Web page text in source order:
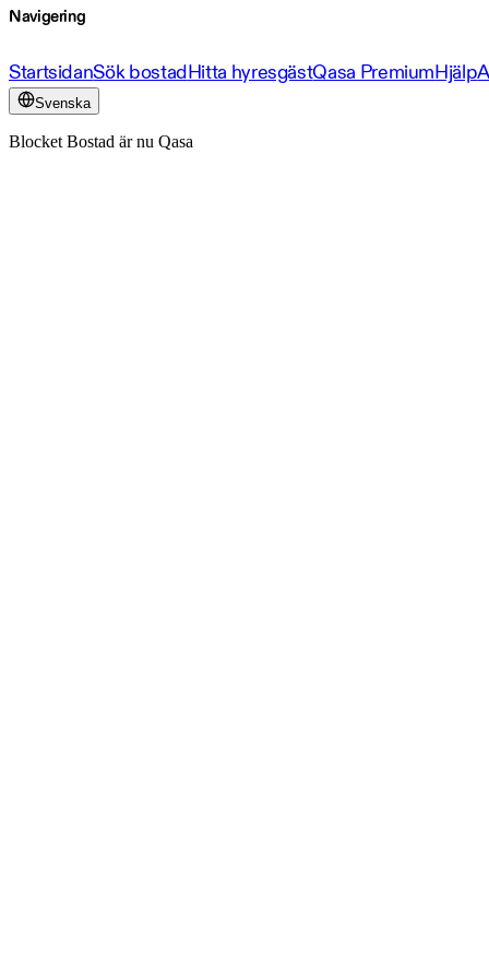
Navigering
StartsidanSök bostadHitta hyresgästQasa PremiumHjälp
Svenska
Blocket Bostad är nu Qasa